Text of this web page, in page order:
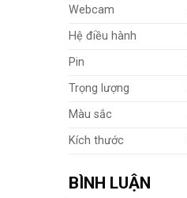
Webcam
Hệ điều hành
Pin
Trọng lượng
Màu sắc
Kích thước
BÌNH LUẬN